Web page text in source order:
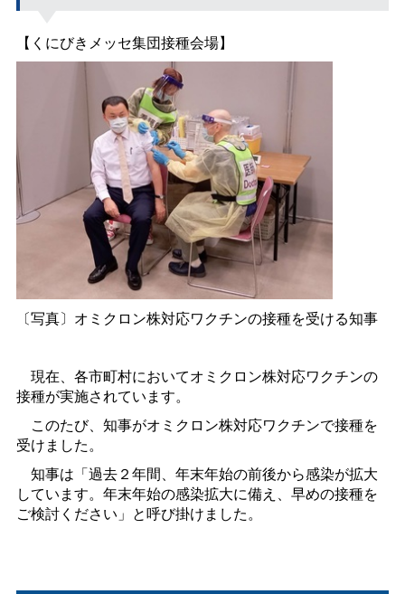
【くにびきメッセ集団接種会場】
〔写真〕オミクロン株対応ワクチンの接種を受ける知事
現在、各市町村においてオミクロン株対応ワクチンの
接種が実施されています。
このたび、知事がオミクロン株対応ワクチンで接種を
受けました。
知事は「過去２年間、年末年始の前後から感染が拡大
しています。年末年始の感染拡大に備え、早めの接種を
ご検討ください」と呼び掛けました。